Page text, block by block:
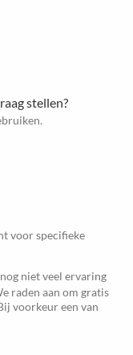
stellen?
voor specifieke
niet veel ervaring
raden aan om gratis
voorkeur een van